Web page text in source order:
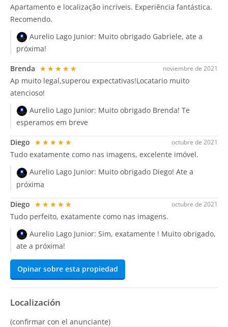
Apartamento e localização incríveis. Experiência fantástica.
Recomendo.
Aurelio Lago Junior: Muito obrigado Gabriele, ate a
próxima!
noviembre de 2021
Brenda ★★★★★
Ap muito legal,superou expectativas!Locatario muito
atencioso!
Aurelio Lago Junior: Muito obrigado Brenda! Te
esperamos em breve
octubre de 2021
Diego ★★★★★
Tudo exatamente como nas imagens, excelente imóvel.
Aurelio Lago Junior: Muito obrigado Diego! Ate a
próxima
octubre de 2021
Diego ★★★★★
Tudo perfeito, exatamente como nas imagens.
Aurelio Lago Junior: Sim, exatamente ! Muito obrigado,
ate a próxima!
Opinar sobre esta propiedad
Localización
(confirmar con el anunciante)